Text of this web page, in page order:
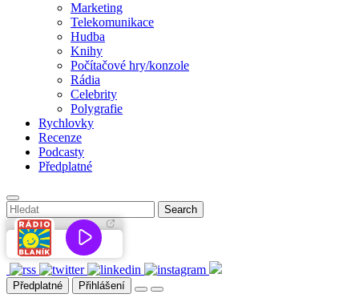
Marketing
Telekomunikace
Hudba
Knihy
Počítačové hry/konzole
Rádia
Celebrity
Polygrafie
Rychlovky
Recenze
Podcasty
Předplatné
Předplatné Přihlášení